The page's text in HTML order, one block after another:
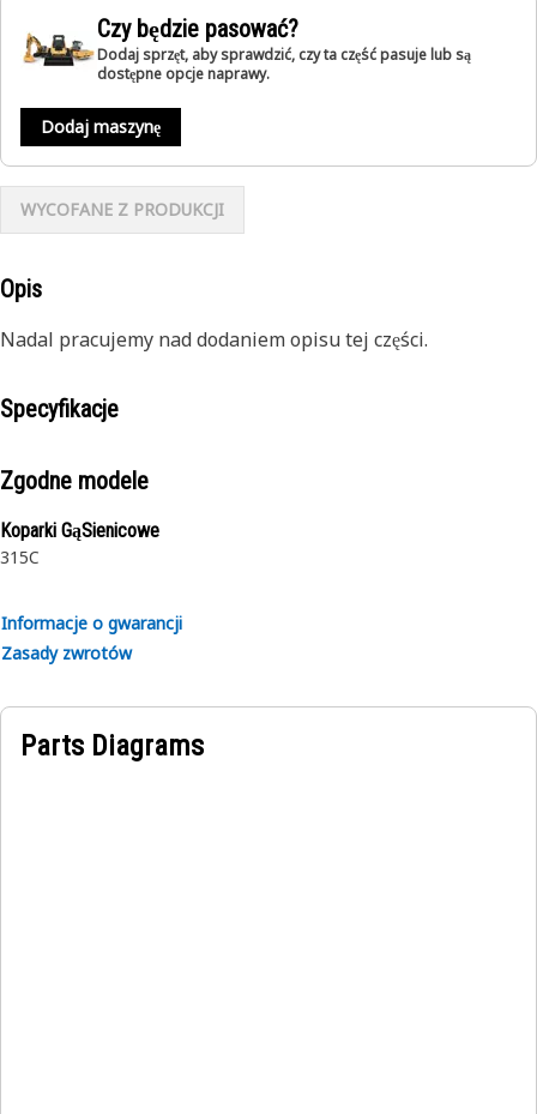
Czy będzie pasować?
Dodaj sprzęt, aby sprawdzić, czy ta część pasuje lub są
dostępne opcje naprawy.
Dodaj maszynę
WYCOFANE Z PRODUKCJI
Opis
Nadal pracujemy nad dodaniem opisu tej części.
Specyfikacje
Zgodne modele
Koparki GąSienicowe
315C
Informacje o gwarancji
Zasady zwrotów
Parts Diagrams